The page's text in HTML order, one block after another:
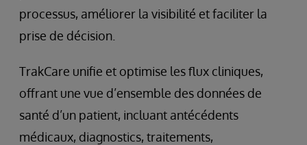
processus, améliorer la visibilité et faciliter la
prise de décision.
TrakCare unifie et optimise les flux cliniques,
offrant une vue d’ensemble des données de
santé d’un patient, incluant antécédents
médicaux, diagnostics, traitements,